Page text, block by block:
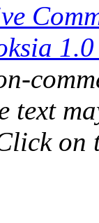
text
on